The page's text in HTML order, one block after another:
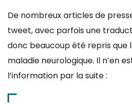
De nombreux articles de
tweet, avec parfois une
donc beaucoup été repris que
maladie neurologique. Il n’en
l’information par la suite :